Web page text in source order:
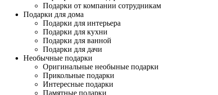
Подарки от компании сотрудникам
Подарки для дома
Подарки для интерьера
Подарки для кухни
Подарки для ванной
Подарки для дачи
Необычные подарки
Оригинальные необыные подарки
Прикольные подарки
Интересные подарки
Памятные подарки